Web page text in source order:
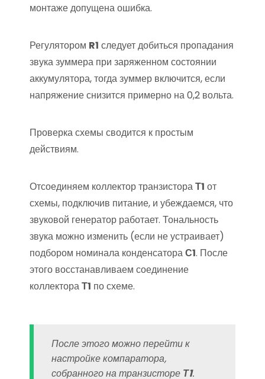
монтаже допущена ошибка.
Регулятором R1 следует добиться пропадания
звука зуммера при заряженном состоянии
аккумулятора, тогда зуммер включится, если
напряжение снизится примерно на 0,2 вольта.
Проверка схемы сводится к простым
действиям.
Отсоединяем коллектор транзистораТ1 от
схемы, подключив питание, и убеждаемся, что
звуковой генератор работает. Тональность
звука можно изменить (если не устраивает)
подбором номинала конденсатораС1. После
этого восстанавливаем соединение
коллектораТ1 по схеме.
После этого можно перейти к
настройке компаратора,
собранного на транзисторе Т1.